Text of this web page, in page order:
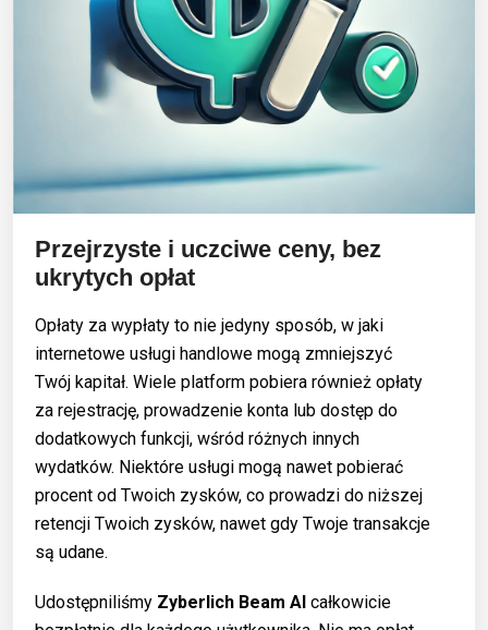
Przejrzyste i uczciwe ceny, bez
ukrytych opłat
Opłaty za wypłaty to nie jedyny sposób, w jaki
internetowe usługi handlowe mogą zmniejszyć
Twój kapitał. Wiele platform pobiera również opłaty
za rejestrację, prowadzenie konta lub dostęp do
dodatkowych funkcji, wśród różnych innych
wydatków. Niektóre usługi mogą nawet pobierać
procent od Twoich zysków, co prowadzi do niższej
retencji Twoich zysków, nawet gdy Twoje transakcje
są udane.
Udostępniliśmy Zyberlich Beam AI całkowicie